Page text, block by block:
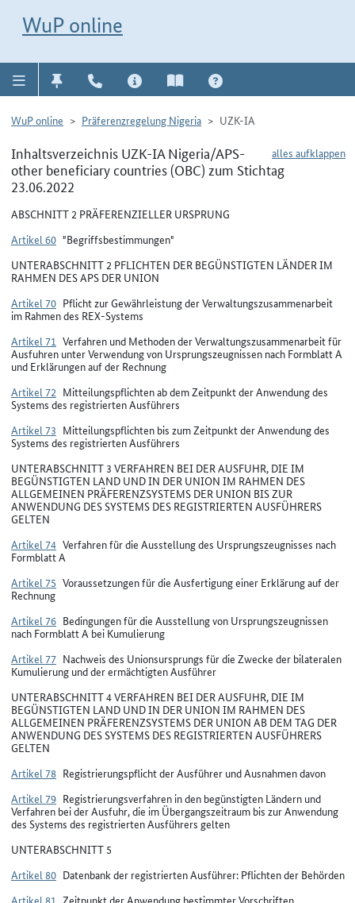
WuP online
WuP online Präferenzregelung Nigeria UZK-IA
alles aufklappen
Inhaltsverzeichnis UZK-IA Nigeria/APS-
other beneficiary countries (OBC) zum Stichtag
23.06.2022
ABSCHNITT 2 PRÄFERENZIELLER URSPRUNG
Artikel 60 "Begriffsbestimmungen"
UNTERABSCHNITT 2 PFLICHTEN DER BEGÜNSTIGTEN LÄNDER IM
RAHMEN DES APS DER UNION
Artikel 70 Pflicht zur Gewährleistung der Verwaltungszusammenarbeit
im Rahmen des REX-Systems
Artikel 71 Verfahren und Methoden der Verwaltungszusammenarbeit für
Ausfuhren unter Verwendung von Ursprungszeugnissen nach Formblatt A
und Erklärungen auf der Rechnung
Artikel 72 Mitteilungspflichten ab dem Zeitpunkt der Anwendung des
Systems des registrierten Ausführers
Artikel 73 Mitteilungspflichten bis zum Zeitpunkt der Anwendung des
Systems des registrierten Ausführers
UNTERABSCHNITT 3 VERFAHREN BEI DER AUSFUHR, DIE IM
BEGÜNSTIGTEN LAND UND IN DER UNION IM RAHMEN DES
ALLGEMEINEN PRÄFERENZSYSTEMS DER UNION BIS ZUR
ANWENDUNG DES SYSTEMS DES REGISTRIERTEN AUSFÜHRERS
GELTEN
Artikel 74 Verfahren für die Ausstellung des Ursprungszeugnisses nach
Formblatt A
Artikel 75 Voraussetzungen für die Ausfertigung einer Erklärung auf der
Rechnung
Artikel 76 Bedingungen für die Ausstellung von Ursprungszeugnissen
nach Formblatt A bei Kumulierung
Artikel 77 Nachweis des Unionsursprungs für die Zwecke der bilateralen
Kumulierung und der ermächtigten Ausführer
UNTERABSCHNITT 4 VERFAHREN BEI DER AUSFUHR, DIE IM
BEGÜNSTIGTEN LAND UND IN DER UNION IM RAHMEN DES
ALLGEMEINEN PRÄFERENZSYSTEMS DER UNION AB DEM TAG DER
ANWENDUNG DES SYSTEMS DES REGISTRIERTEN AUSFÜHRERS
GELTEN
Artikel 78 Registrierungspflicht der Ausführer und Ausnahmen davon
Artikel 79 Registrierungsverfahren in den begünstigten Ländern und
Verfahren bei der Ausfuhr, die im Übergangszeitraum bis zur Anwendung
des Systems des registrierten Ausführers gelten
UNTERABSCHNITT 5
Artikel 80 Datenbank der registrierten Ausführer: Pflichten der Behörden
Artikel 81 Zeitpunkt der Anwendung bestimmter Vorschriften